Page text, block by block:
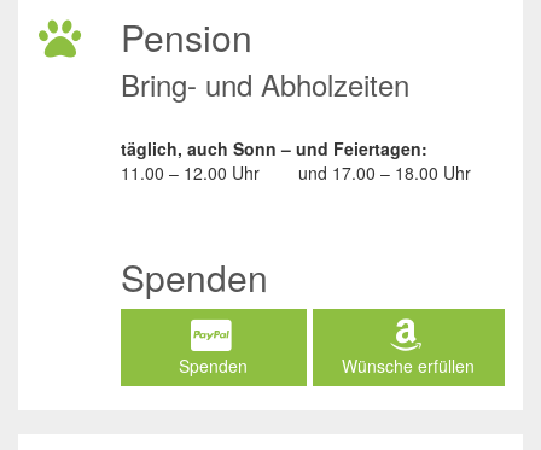
Pension
Bring- und Abholzeiten
täglich, auch Sonn – und Feiertagen:
11.00 – 12.00 Uhr
und 17.00 – 18.00 Uhr
Spenden
Spenden Wünsche erfüllen